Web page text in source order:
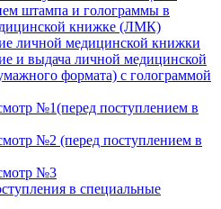
штампа и голограммы в
книжке (ЛМК)
личной медицинской книжки
и выдача личной медицинской
формата) с голограммой
№1(перед поступлением в
№2 (перед поступлением в
№3
в специальные